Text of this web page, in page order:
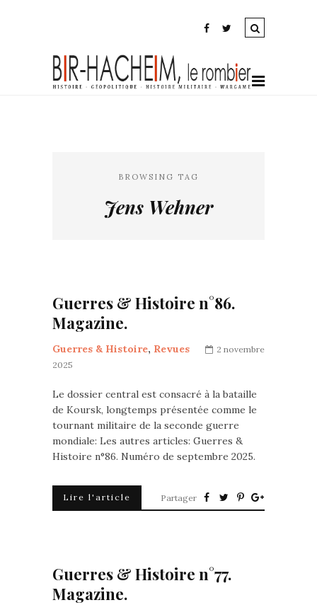
BROWSING TAG
Jens Wehner
Guerres & Histoire n°86.
Magazine.
Guerres & Histoire, Revues
2 novembre
2025
Le dossier central est consacré à la bataille
de Koursk, longtemps présentée comme le
tournant militaire de la seconde guerre
mondiale: Les autres articles: Guerres &
Histoire n°86. Numéro de septembre 2025.
Lire l'article Partager
Guerres & Histoire n°77.
Magazine.